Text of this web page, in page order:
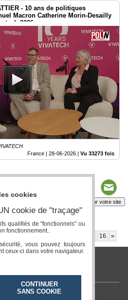
- 10 ans de politiques
Macron Catherine Morin-Desailly
2026
France | 28-06-2026 | Vu 33273 fois
Insérez sur votre site
16 »
cookies
cookie de "traçage"
qualifiés de "fonctionnels" ou
fonctionnement..
vous pouvez toujours
ceux-ci dans votre navigateur.
CONTINUER
SANS COOKIE